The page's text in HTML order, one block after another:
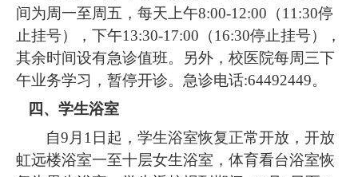
间为周一至周五，每天上午8:00-12:00（11:30停
止挂号），下午13:30-17:00（16:30停止挂号），
其余时间设有急诊值班。另外，校医院每周三下
午业务学习，暂停开诊。急诊电话:64492449。
四、学生浴室
自9月1日起，学生浴室恢复正常开放，开放
虹远楼浴室一至十层女生浴室，体育看台浴室恢